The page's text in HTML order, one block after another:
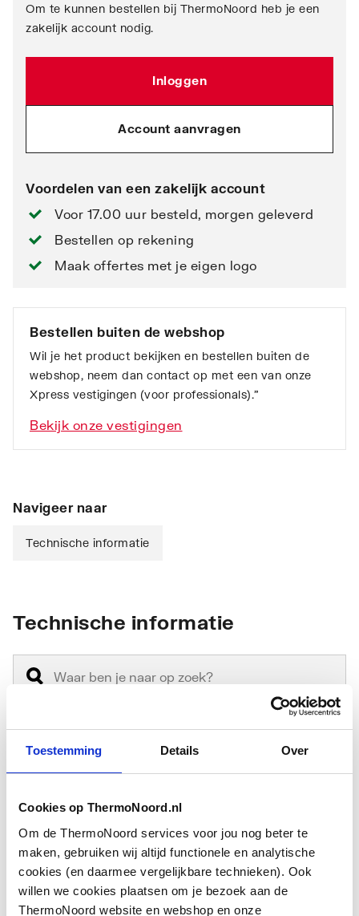
Toestemming Details Over
Cookies op ThermoNoord.nl
Om de ThermoNoord services voor jou nog beter te
maken, gebruiken wij altijd functionele en analytische
cookies (en daarmee vergelijkbare technieken). Ook
willen we cookies plaatsen om je bezoek aan de
ThermoNoord website en webshop en onze
Om te kunnen bestellen bij ThermoNoord heb je een
zakelijk account nodig.
Inloggen
Account aanvragen
Voordelen van een zakelijk account
Voor 17.00 uur besteld, morgen geleverd
Bestellen op rekening
Maak offertes met je eigen logo
Bestellen buiten de webshop
Wil je het product bekijken en bestellen buiten de
webshop, neem dan contact op met een van onze
Xpress vestigingen (voor professionals).”
Bekijk onze vestigingen
Navigeer naar
Technische informatie
Technische informatie
Afvoercapaciteit 0.4
Belasting rooster 3
Belastingsklasse
volgens EN 1253
Overig
Toon meer